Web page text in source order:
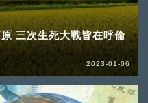
三次生死大戰皆在呼倫
2023-01-06